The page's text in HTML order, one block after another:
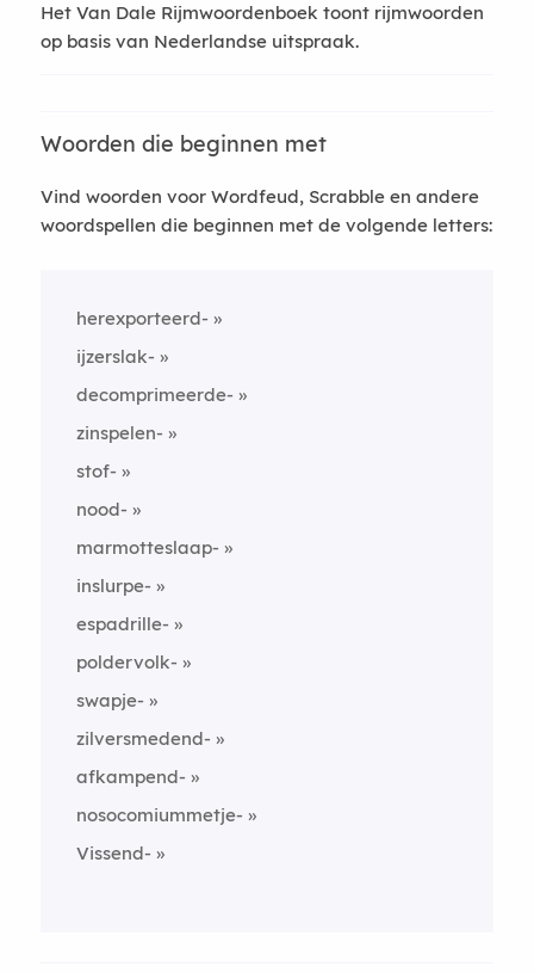
Het Van Dale Rijmwoordenboek toont rijmwoorden
op basis van Nederlandse uitspraak.
Woorden die beginnen met
Vind woorden voor Wordfeud, Scrabble en andere
woordspellen die beginnen met de volgende letters:
herexporteerd-
ijzerslak-
decomprimeerde-
zinspelen-
stof-
nood-
marmotteslaap-
inslurpe-
espadrille-
poldervolk-
swapje-
zilversmedend-
afkampend-
nosocomiummetje-
Vissend-